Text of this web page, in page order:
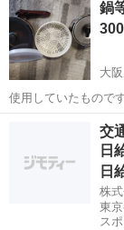
鍋
大
使用していたもので
蓋、取っ手 …
交
日
日
株
東
ス